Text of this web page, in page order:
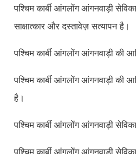
पश्चिम कार्बी आंगलोंग आंगनवाड़ी
साक्षात्कार और दस्तावेज़ सत्यापन है।
पश्चिम कार्बी आंगलोंग आंगनवाड़ी की
पश्चिम कार्बी आंगलोंग आंगनवाड़ी
है।
पश्चिम कार्बी आंगलोंग आंगनवाड़ी
पश्चिम कार्बी आंगलोंग आंगनवाड़ी